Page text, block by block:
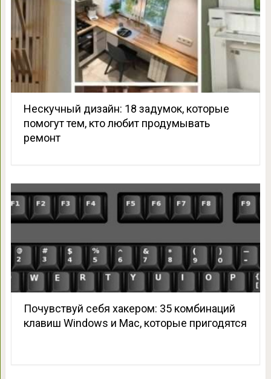
Нескучный дизайн: 18 задумок, которые
помогут тем, кто любит продумывать
ремонт
Почувствуй себя хакером: 35 комбинаций
клавиш Windows и Mac, которые пригодятся